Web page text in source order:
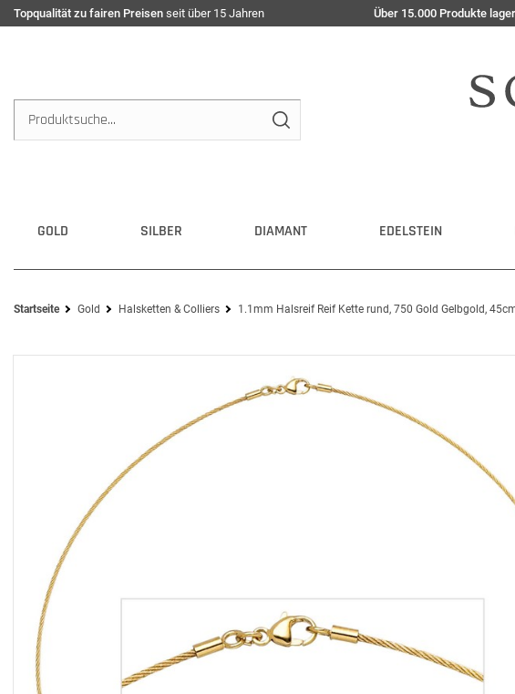
Topqualität zu fairen Preisen seit über 15 Jahren Über 15.000 Produkte
GOLD SILBER DIAMANT EDELSTEIN
Startseite Gold Halsketten & Colliers 1.1mm Halsreif Reif Kette rund, 750 Gold Gelbgold,